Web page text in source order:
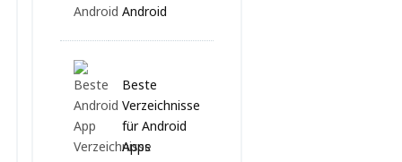
Android
Beste
Verzeichnisse
für Android
Apps